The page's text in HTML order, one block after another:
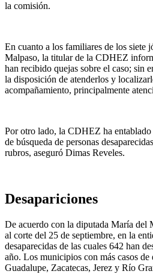
la comisión.
En cuanto a los familiares de los siete
Malpaso, la titular de la CDHEZ
han recibido quejas sobre el caso; sin
la disposición de atenderlos y
acompañamiento, principalmente
Por otro lado, la CDHEZ ha
de búsqueda de personas
rubros, aseguró Dimas Reveles.
Desapariciones
De acuerdo con la diputada María del
al corte del 25 de septiembre, en la
desaparecidas de las cuales 642 han
año. Los municipios con más casos
Guadalupe, Zacatecas, Jerez y Río